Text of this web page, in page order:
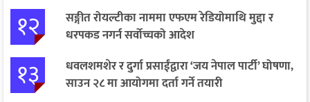
१२
सङ्गीत रोयल्टीका नाममा एफएम रेडियोमाथि मुद्दा र
धरपकड नगर्न सर्वोच्चको आदेश
१३
धवलशमशेर र दुर्गा प्रसाईंद्वारा ‘जय नेपाल पार्टी’ घोषणा,
साउन २८ मा आयोगमा दर्ता गर्ने तयारी